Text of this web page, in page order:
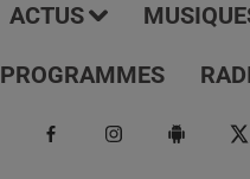
ACTUS
PROGRAMMES